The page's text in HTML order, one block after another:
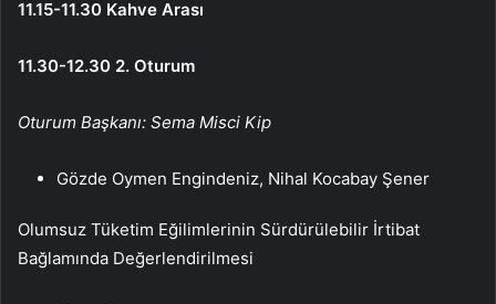
11.15-11.30 Kahve Arası
11.30-12.30 2. Oturum
Oturum Başkanı: Sema Misci Kip
Gözde Oymen Engindeniz, Nihal Kocabay Şener
Olumsuz Tüketim Eğilimlerinin Sürdürülebilir İrtibat
Bağlamında Değerlendirilmesi